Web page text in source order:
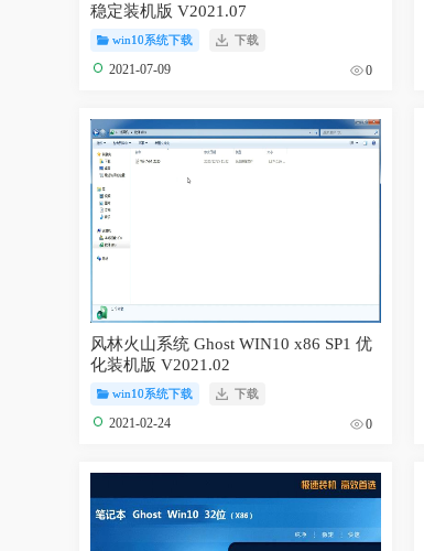
稳定装机版 V2021.07
win10系统下载 下载
2021-07-09 0
风林火山系统 Ghost WIN10 x86 SP1 优
化装机版 V2021.02
win10系统下载 下载
2021-02-24 0